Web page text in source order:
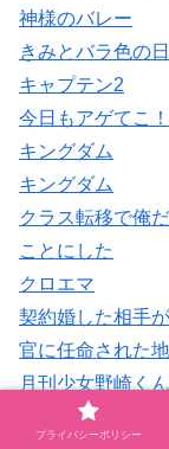
神様のバレー
きみとバラ色の
キャプテン2
今日もアゲてこ
キングダム
キングダム
クラス転移で俺
ことにした
クロエマ
契約婚した相手
官に任命された
月刊少女野崎くん
恋知らずの神様に
プライバシーポリシー